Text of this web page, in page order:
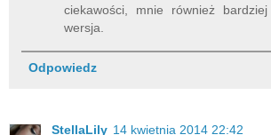
ciekawości, mnie również
wersja.
Odpowiedz
StellaLily 14 kwietnia 2014 22:42